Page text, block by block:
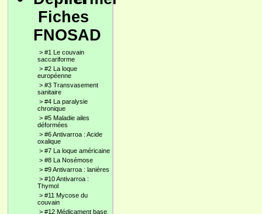
Fiches
FNOSAD
> #1 Le couvain
saccariforme
> #2 La loque
européenne
> #3 Transvasement
sanitaire
> #4 La paralysie
chronique
> #5 Maladie ailes
déformées
> #6 Antivarroa : Acide
oxalique
> #7 La loque américaine
> #8 La Nosémose
> #9 Antivarroa : lanières
> #10 Antivarroa :
Thymol
> #11 Mycose du
couvain
> #12 Médicament base